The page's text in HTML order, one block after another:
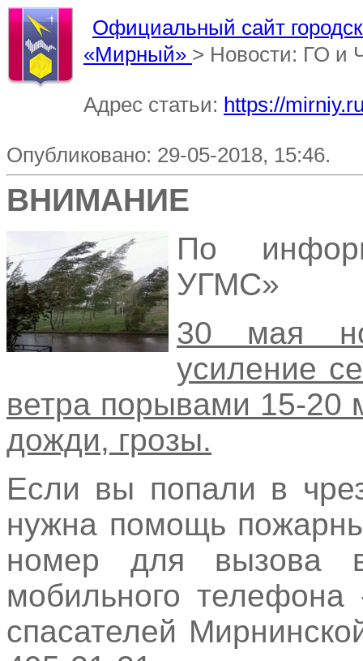
Официальный сайт
«Мирный» > Новости: ГО и
Адрес статьи: https://
Опубликовано: 29-05-2018, 15:46.
ВНИМАНИЕ
По
УГМС»
30 мая
усиление
ветра порывами 15-
дожди, грозы.
Если вы попали в
нужна помощь
номер для вызова
мобильного
спасателей